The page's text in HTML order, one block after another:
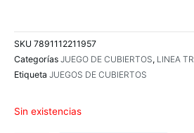
SKU 7891112211957
Categorías JUEGO DE CUBIERTOS, LINEA
Etiqueta JUEGOS DE CUBIERTOS
Sin existencias